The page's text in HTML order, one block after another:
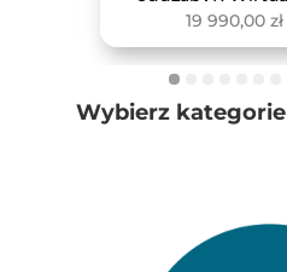
19 990,00 zł
Wybierz kategorie